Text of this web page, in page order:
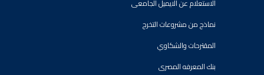
الاستعلام عن الايميل الجامعى
نماذج من مشروعات التخرج
المقترحات والشكاوي
بنك المعرفه المصرى